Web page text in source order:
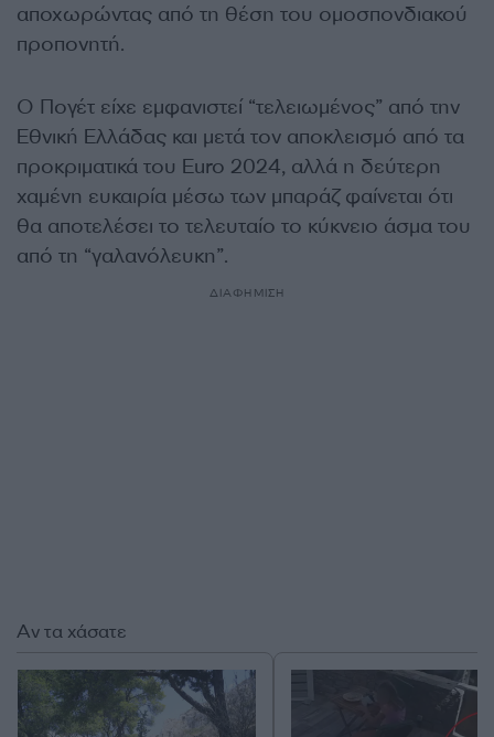
αποχωρώντας από τη θέση του ομοσπονδιακού
προπονητή.
Ο Πογέτ είχε εμφανιστεί “τελειωμένος” από την
Εθνική Ελλάδας και μετά τον αποκλεισμό από τα
προκριματικά του Euro 2024, αλλά η δεύτερη
χαμένη ευκαιρία μέσω των μπαράζ φαίνεται ότι
θα αποτελέσει το τελευταίο το κύκνειο άσμα του
από τη “γαλανόλευκη”.
ΔΙΑΦΗΜΙΣΗ
Αν τα χάσατε